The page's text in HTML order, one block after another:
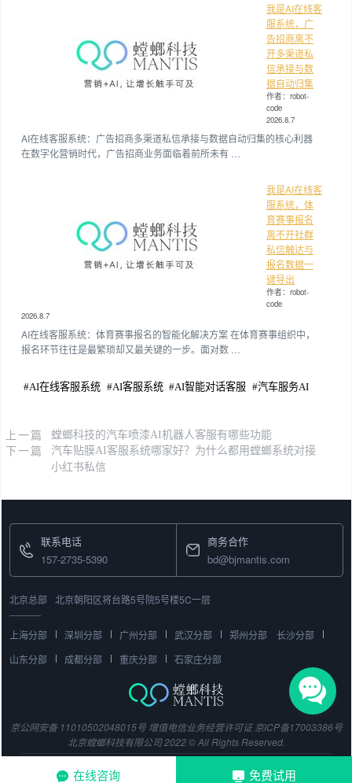
在线咨询 免费试用
我是AI在线客
服系统，广
告招商离不
开多渠道私
信承接与数
据自动归集
作者：robot-
code
2026.8.7
AI在线客服系统：广告招商多渠道私信承接与数据自动归集的核心利器
在数字化营销时代，广告招商业务面临着前所未有 …
我是AI在线客
服系统，体
育赛事报名
离不开社群
私信触达与
报名数据一
键导出
作者：robot-
code
2026.8.7
AI在线客服系统：体育赛事报名的智能化解决方案 在体育赛事组织中，
报名环节往往是最繁琐却又最关键的一步。面对数 …
#AI在线客服系统 #AI客服系统 #AI智能对话客服 #汽车服务AI
上一篇 螳螂科技的汽车喷漆AI机器人客服有哪些功能
下一篇
汽车贴膜AI客服系统哪家好？为什么都用螳螂系统对接
小红书私信
联系电话
157-2735-5390
商务合作
bd@bjmantis.com
北京总部 北京朝阳区将台路5号院5号楼5C一层
上海分部 深圳分部 广州分部 武汉分部 郑州分部
长沙分部
山东分部
成都分部 重庆分部 石家庄分部
京公网安备 11010502048015号 增值电信业务经营许可证 京ICP备17003386号
北京螳螂科技有限公司 2022 © All Rights Reserved.